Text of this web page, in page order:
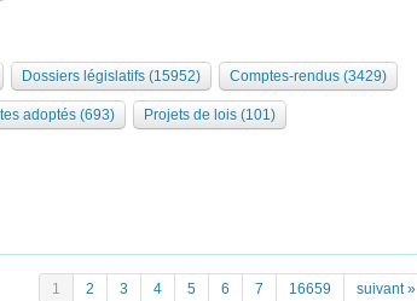
Dossiers législatifs (15952) Comptes-rendus (3429)
adoptés (693) Projets de lois (101)
1 2 3 4 5 6 7 16659 suivant »